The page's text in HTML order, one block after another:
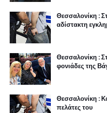
Θεσσαλονίκη :
αδίστακτη
Θεσσαλονίκη :
φονιάδες της
Θεσσαλονίκη :
πελάτες του